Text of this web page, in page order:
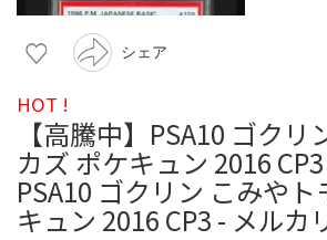
シェア
HOT !
【高騰中】PSA10 ゴク
カズ ポケキュン 2016 CP3
PSA10 ゴクリン こみや
キュン 2016 CP3 - メルカ